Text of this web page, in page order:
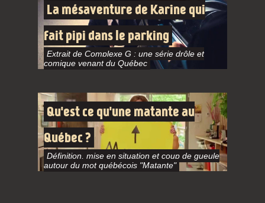
La mésaventure de Karine qui
fait pipi dans le parking
Extrait de Complexe G : une série drôle et
comique venant du Québec
Qu'est ce qu'une matante au
Québec ?
Définition, mise en situation et coup de gueule
autour du mot québécois "Matante"